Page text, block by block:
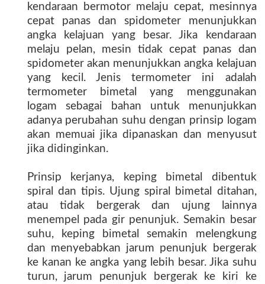
kendaraan bermotor melaju cepat, mesinnya
cepat panas dan spidometer menunjukkan
angka kelajuan yang besar. Jika kendaraan
melaju pelan, mesin tidak cepat panas dan
spidometer akan menunjukkan angka kelajuan
yang kecil. Jenis termometer ini adalah
termometer bimetal yang menggunakan
logam sebagai bahan untuk menunjukkan
adanya perubahan suhu dengan prinsip logam
akan memuai jika dipanaskan dan menyusut
jika didinginkan.
Prinsip kerjanya, keping bimetal dibentuk
spiral dan tipis. Ujung spiral bimetal ditahan,
atau tidak bergerak dan ujung lainnya
menempel pada gir penunjuk. Semakin besar
suhu, keping bimetal semakin melengkung
dan menyebabkan jarum penunjuk bergerak
ke kanan ke angka yang lebih besar. Jika suhu
turun, jarum penunjuk bergerak ke kiri ke